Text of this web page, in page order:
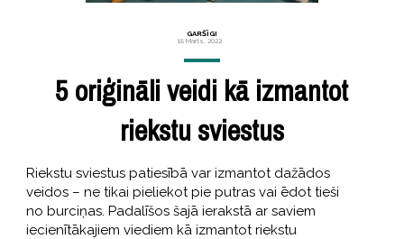
GARŠĪGI
18 Marts, 2022
5 oriģināli veidi kā izmantot
riekstu sviestus
Riekstu sviestus patiesībā var izmantot dažādos
veidos – ne tikai pieliekot pie putras vai ēdot tieši
no burciņas. Padalīšos šajā ierakstā ar saviem
iecienītākajiem viediem kā izmantot riekstu